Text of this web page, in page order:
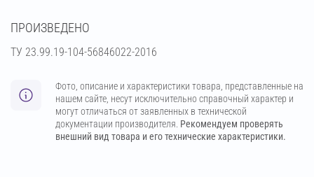
ПРОИЗВЕДЕНО
ТУ 23.99.19-104-56846022-2016
Фото, описание и характеристики товара, представленные на
нашем сайте, несут исключительно справочный характер и
могут отличаться от заявленных в технической
документации производителя. Рекомендуем проверять
внешний вид товара и его технические характеристики.